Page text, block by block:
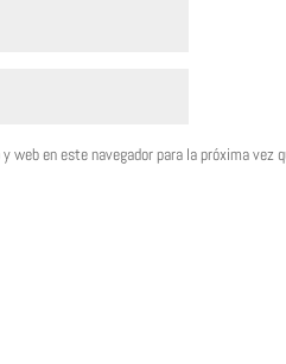
web en este navegador para la próxima vez